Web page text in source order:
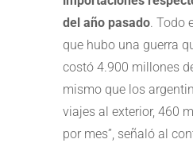
del año pasado. Todo
que hubo una guerra
costó 4.900 millones
mismo que los
viajes al exterior, 460
por mes”, señaló al